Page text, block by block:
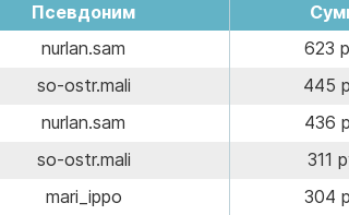
Псевдоним
nurlan.sam
623
so-ostr.mali
445
nurlan.sam
436
so-ostr.mali
311
mari_ippo
304